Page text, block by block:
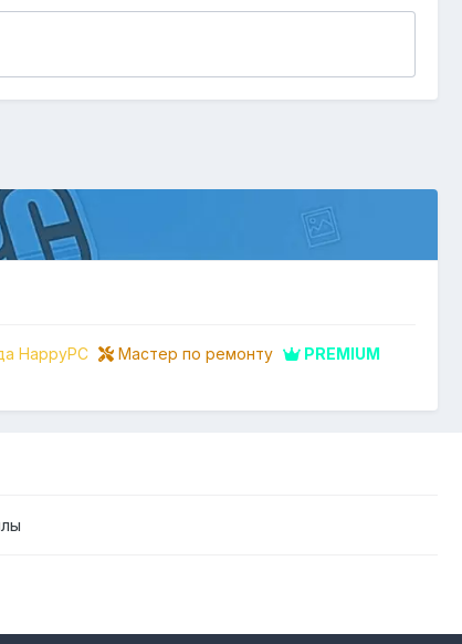
HappyPC Мастер по ремонту
PREMIUM